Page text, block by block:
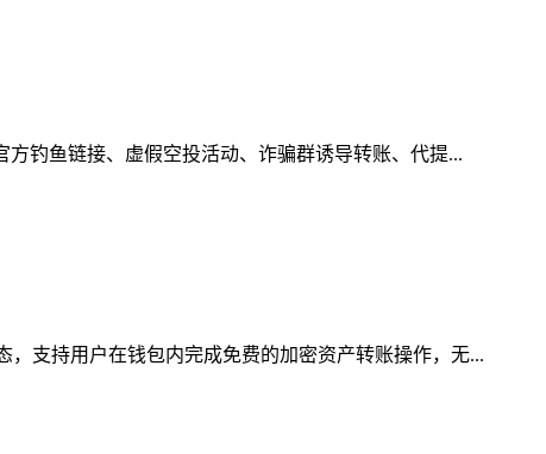
钓鱼链接、虚假空投活动、诈骗群诱导转账、代提...
支持用户在钱包内完成免费的加密资产转账操作，无...